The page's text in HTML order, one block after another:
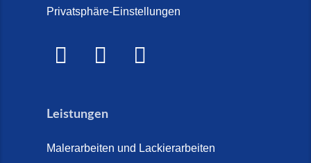
Privatsphäre-Einstellungen
Leistungen
Malerarbeiten und Lackierarbeiten